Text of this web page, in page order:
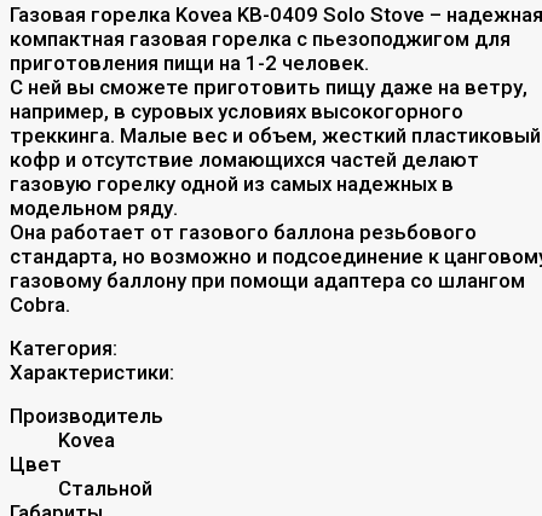
Газовая горелка Kovea KB-0409 Solo Stove – надежная
компактная газовая горелка с пьезоподжигом для
приготовления пищи на 1-2 человек.
С ней вы сможете приготовить пищу даже на ветру,
например, в суровых условиях высокогорного
треккинга. Малые вес и объем, жесткий пластиковый
кофр и отсутствие ломающихся частей делают
газовую горелку одной из самых надежных в
модельном ряду.
Она работает от газового баллона резьбового
стандарта, но возможно и подсоединение к
газовому баллону при помощи адаптера со шлангом
Cobra.
Категория:
Характеристики:
Производитель
Kovea
Цвет
Стальной